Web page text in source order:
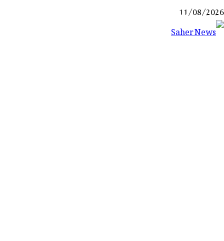
Skip
to
11/08/2026